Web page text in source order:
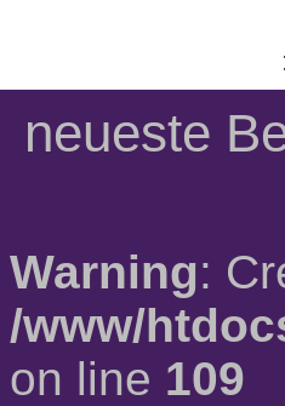
neueste
Warning:
/www/
on line 109